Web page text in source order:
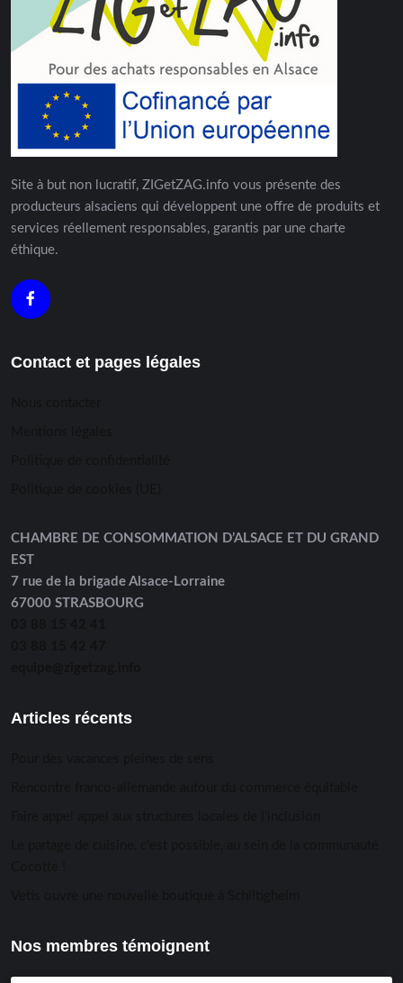
Site à but non lucratif, ZIGetZAG.info vous présente des
producteurs alsaciens qui développent une offre de produits et
services réellement responsables, garantis par une charte
éthique.
Contact et pages légales
CHAMBRE DE CONSOMMATION D’ALSACE ET DU GRAND
EST
7 rue de la brigade Alsace-Lorraine
67000 STRASBOURG
Articles récents
Nos membres témoignent